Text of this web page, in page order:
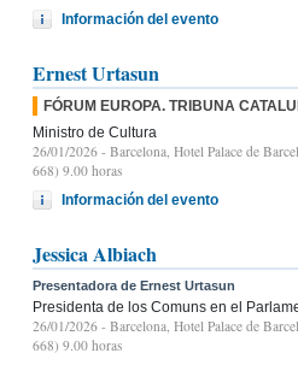
Información del evento
Ernest Urtasun
FÓRUM EUROPA. TRIBUNA
Ministro de Cultura
26/01/2026 - Barcelona, Hotel Palace de
668) 9.00 horas
Información del evento
Jessica Albiach
Presentadora de Ernest Urtasun
Presidenta de los Comuns en el
26/01/2026 - Barcelona, Hotel Palace de
668) 9.00 horas